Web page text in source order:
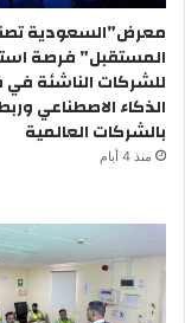
معرض”السعودية
المستقبل” فرصة
للشركات الناشئة
الذكاء الاصطناعي
بالشركات العالمية
منذ 4 أيام